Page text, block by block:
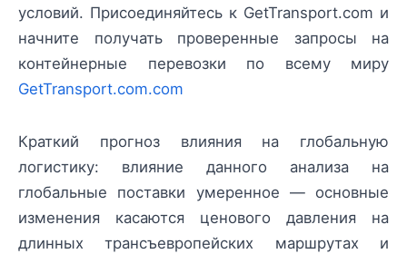
условий. Присоединяйтесь к GetTransport.com и
начните получать проверенные запросы на
контейнерные перевозки по всему миру
GetTransport.com.com
Краткий прогноз влияния на глобальную
логистику: влияние данного анализа на
глобальные поставки умеренное — основные
изменения касаются ценового давления на
длинных трансъевропейских маршрутах и